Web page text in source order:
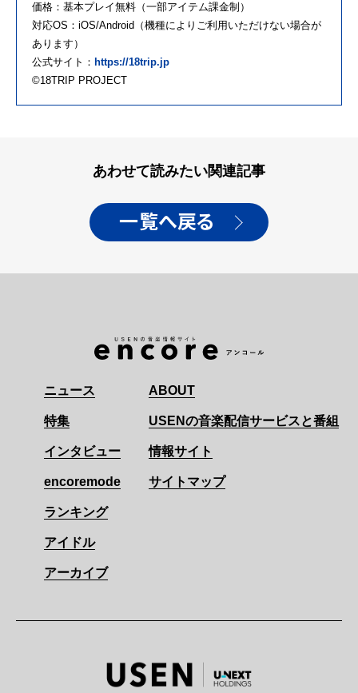
価格：基本プレイ無料（一部アイテム課金制）
対応OS：iOS/Android（機種によりご利用いただけない場合が
あります）
公式サイト： https://18trip.jp
©18TRIP PROJECT
あわせて読みたい関連記事
一覧へ戻る
ニュース
特集
インタビュー
encoremode
ランキング
アイドル
アーカイブ
ABOUT
USENの音楽配信サービスと番組
情報サイト
サイトマップ